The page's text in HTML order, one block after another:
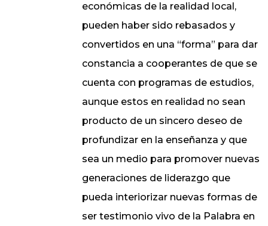
económicas de la realidad local,
pueden haber sido rebasados y
convertidos en una “forma” para dar
constancia a cooperantes de que se
cuenta con programas de estudios,
aunque estos en realidad no sean
producto de un sincero deseo de
profundizar en la enseñanza y que
sea un medio para promover nuevas
generaciones de liderazgo que
pueda interiorizar nuevas formas de
ser testimonio vivo de la Palabra en